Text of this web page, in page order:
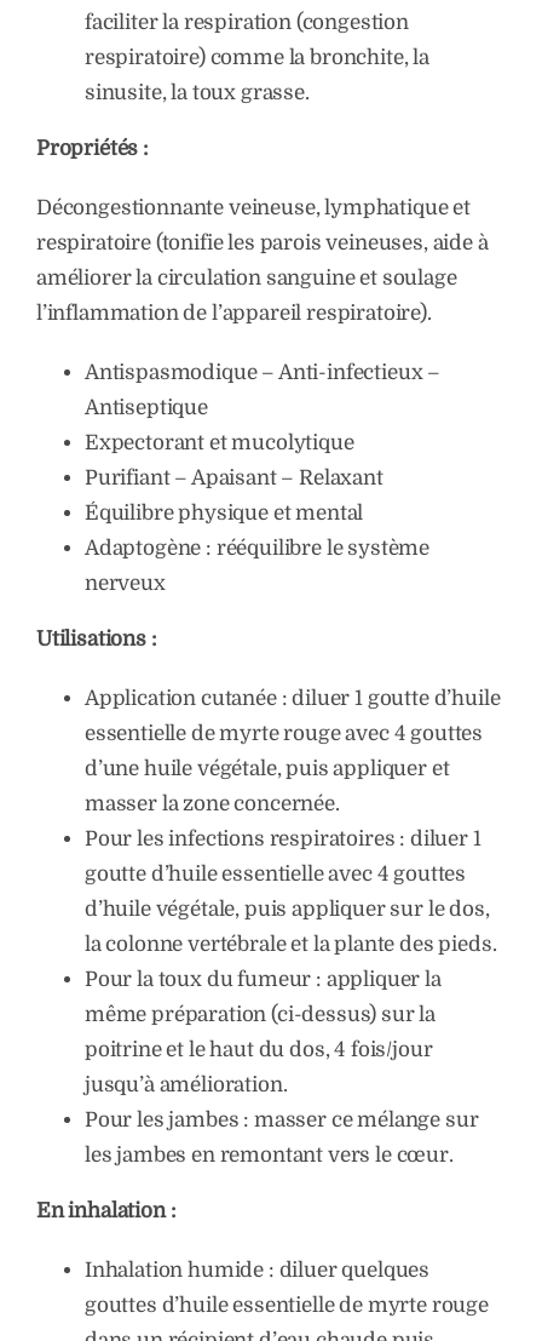
faciliter la respiration (congestion
respiratoire) comme la bronchite, la
sinusite, la toux grasse.
Propriétés :
Décongestionnante veineuse, lymphatique et
respiratoire (tonifie les parois veineuses, aide à
améliorer la circulation sanguine et soulage
l’inflammation de l’appareil respiratoire).
Antispasmodique – Anti-infectieux –
Antiseptique
Expectorant et mucolytique
Purifiant – Apaisant – Relaxant
Équilibre physique et mental
Adaptogène : rééquilibre le système
nerveux
Utilisations :
Application cutanée : diluer 1 goutte d’huile
essentielle de myrte rouge avec 4 gouttes
d’une huile végétale, puis appliquer et
masser la zone concernée.
Pour les infections respiratoires : diluer 1
goutte d’huile essentielle avec 4 gouttes
d’huile végétale, puis appliquer sur le dos,
la colonne vertébrale et la plante des pieds.
Pour la toux du fumeur : appliquer la
même préparation (ci-dessus) sur la
poitrine et le haut du dos, 4 fois/jour
jusqu’à amélioration.
Pour les jambes : masser ce mélange sur
les jambes en remontant vers le cœur.
En inhalation :
Inhalation humide : diluer quelques
gouttes d’huile essentielle de myrte rouge